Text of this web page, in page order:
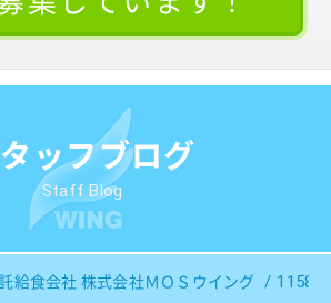
ッフブログ
Staff Blog
給食会社 株式会社ＭＯＳウイング 1158